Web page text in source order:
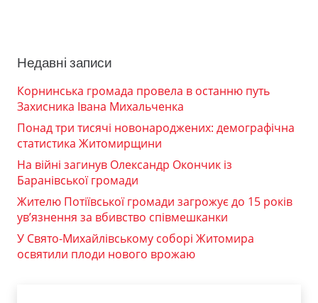
Недавні записи
Корнинська громада провела в останню путь
Захисника Івана Михальченка
Понад три тисячі новонароджених: демографічна
статистика Житомирщини
На війні загинув Олександр Окончик із
Баранівської громади
Жителю Потіївської громади загрожує до 15 років
ув’язнення за вбивство співмешканки
У Свято-Михайлівському соборі Житомира
освятили плоди нового врожаю